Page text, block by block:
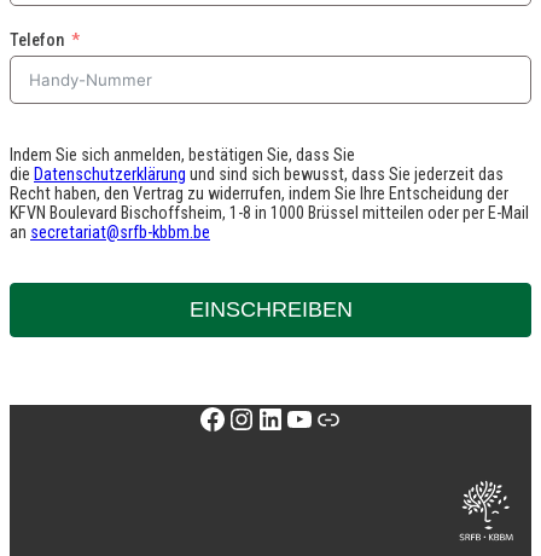
Telefon
Indem Sie sich anmelden, bestätigen Sie, dass Sie
die Datenschutzerklärung und sind sich bewusst, dass Sie jederzeit das
Recht haben, den Vertrag zu widerrufen, indem Sie Ihre Entscheidung der
KFVN Boulevard Bischoffsheim, 1-8 in 1000 Brüssel mitteilen oder per E-Mail
an secretariat@srfb-kbbm.be
EINSCHREIBEN
Facebook
Instagram
LinkedIn
YouTube
Link